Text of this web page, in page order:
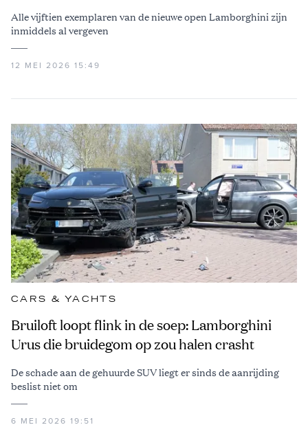
Alle vijftien exemplaren van de nieuwe open Lamborghini zijn
inmiddels al vergeven
12 MEI 2026 15:49
CARS & YACHTS
Bruiloft loopt flink in de soep: Lamborghini
Urus die bruidegom op zou halen crasht
De schade aan de gehuurde SUV liegt er sinds de aanrijding
beslist niet om
6 MEI 2026 19:51